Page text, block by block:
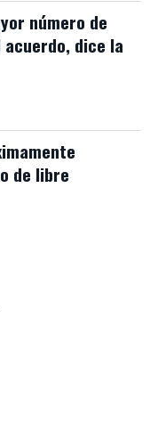
número de
dice la
de libre